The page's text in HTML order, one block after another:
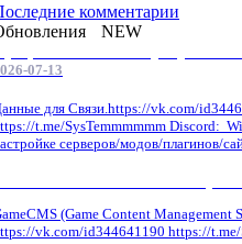
комментарии
NEW
07-13
для Связи.https://vk.com/
t.me/SysTemmmmmm Discord:
серверов/модов/плагинов/
(Game Content Management
vk.com/id344641190 https://